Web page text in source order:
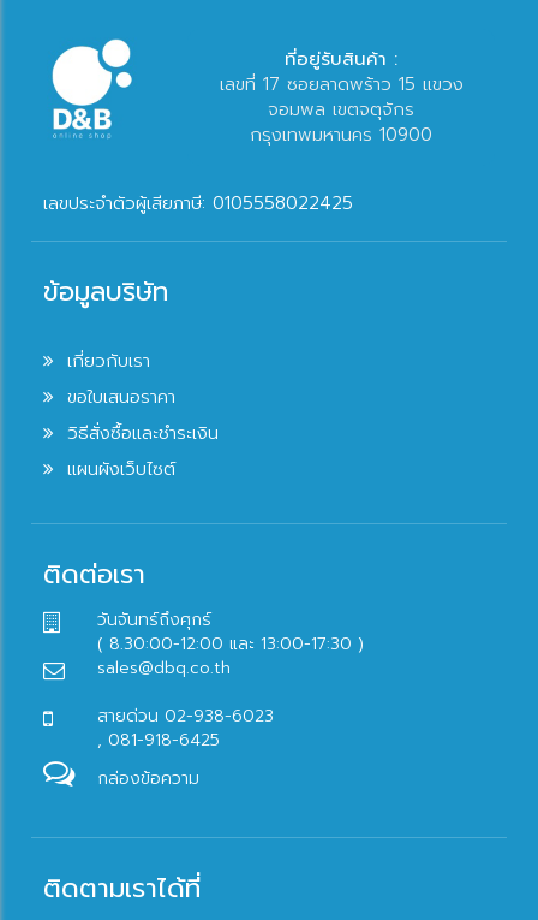
ที่อยู่รับสินค้า :
เลขที่ 17 ซอยลาดพร้าว 15 แขวง
จอมพล เขตจตุจักร
กรุงเทพมหานคร 10900
เลขประจำตัวผู้เสียภาษี: 0105558022425
ข้อมูลบริษัท
เกี่ยวกับเรา
ขอใบเสนอราคา
วิธีสั่งซื้อและชำระเงิน
แผนผังเว็บไซต์
ติดต่อเรา
วันจันทร์ถึงศุกร์
( 8.30:00-12:00 และ 13:00-17:30 )
sales@dbq.co.th
สายด่วน 02-938-6023
, 081-918-6425
กล่องข้อความ
ติดตามเราได้ที่